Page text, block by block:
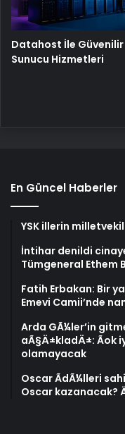
Datahost İle Güvenilir
Sunucu Hizmetleri
En Güncel Haberler
YSK illerin
İntihar denildi
Tümgeneral Ethem
Fatih Erbakan: Bir
Emevi Camii’nde
Arda GÃ¼ler’in
aÃ§Ä±kladÄ±:
olamayacak
Oscar ÃdÃ¼lleri
Oscar kazanacak?